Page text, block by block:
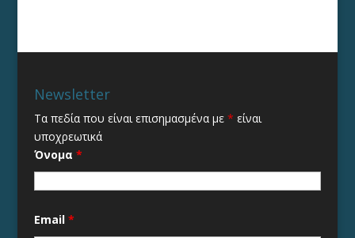
Newsletter
Τα πεδία που είναι επισημασμένα με * είναι
υποχρεωτικά
Όνομα *
Email *